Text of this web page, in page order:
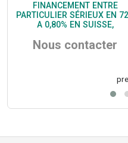
FINANCEMENT ENTRE
PARTICULIER SÉRIEUX EN
A 0,80% EN SUISSE,
Nous contacter